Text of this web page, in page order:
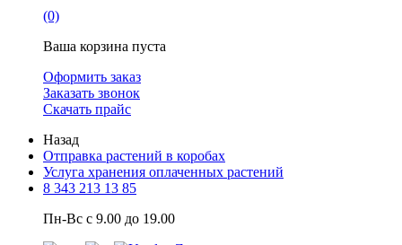
(0)
Ваша корзина пуста
Оформить заказ
Заказать звонок
Скачать прайс
Назад
Отправка растений в коробах
Услуга хранения оплаченных растений
8 343 213 13 85
Пн-Вс с 9.00 до 19.00